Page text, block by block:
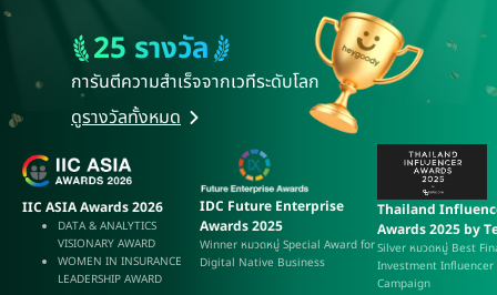
25 รางวัล
การันตีความสำเร็จจากเวทีระดับโลก
ดูรางวัลทั้งหมด
IIC ASIA Awards 2026
DATA & ANALYTICS
VISIONARY AWARD
WOMEN IN INSURANCE
LEADERSHIP AWARD
IDC Future Enterprise
Awards 2025
Winner หมวดหมู่ Special Award for
Digital Native Business
Thailand
Awards 2025 by
Silver หมวดหมู่ Best
Investment Influencer
Campaign